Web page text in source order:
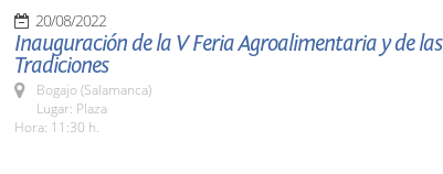
20/08/2022
Inauguración de la V Feria Agroalimentaria y de las
Tradiciones
Bogajo (Salamanca)
Lugar: Plaza
Hora: 11:30 h.